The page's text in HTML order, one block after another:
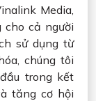
Media,
cho cả người
sử dụng từ
chúng tôi
trong kết
tăng cơ hội